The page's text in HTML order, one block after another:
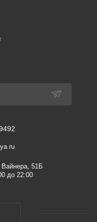
Вайнера, 51Б
до 22:00